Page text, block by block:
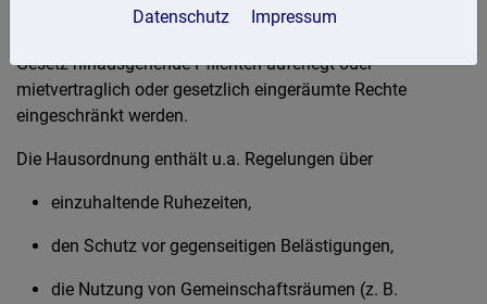
Pflichten des Mieters. Durch die Hausordnung können
Gesetz hinausgehende Pflichten auferlegt oder
mietvertraglich oder gesetzlich eingeräumte Rechte
eingeschränkt werden.
Die Hausordnung enthält u.a. Regelungen über
einzuhaltende Ruhezeiten,
den Schutz vor gegenseitigen Belästigungen,
die Nutzung von Gemeinschaftsräumen (z. B.
Datenschutz Impressum